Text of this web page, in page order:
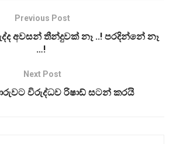
Previous Post
අවසන් තීන්දුවක් නෑ ..! පරදින්නේ නෑ
…!
Next Post
විරුද්ධව රිෂාඩ් සටන් කරයි